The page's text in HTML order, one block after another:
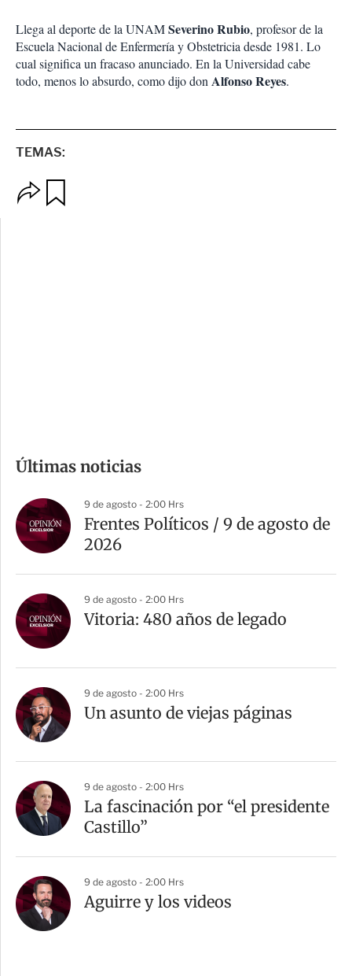
Llega al deporte de la UNAMSeverino Rubio, profesor de la
Escuela Nacional de Enfermería y Obstetricia desde 1981. Lo
cual significa un fracaso anunciado. En la Universidad cabe
todo, menos lo absurdo, como dijo don Alfonso Reyes.
TEMAS:
p
p
a
r
t
Últimas noticias
9 de agosto - 2:00 Hrs
Frentes Políticos / 9 de agosto de
2026
9 de agosto - 2:00 Hrs
Vitoria: 480 años de legado
9 de agosto - 2:00 Hrs
Un asunto de viejas páginas
9 de agosto - 2:00 Hrs
La fascinación por “el presidente
Castillo”
9 de agosto - 2:00 Hrs
Aguirre y los videos